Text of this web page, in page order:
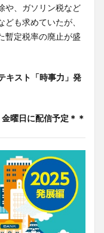
や、ガソリン税など
も求めていたが、
暫定税率の廃止が盛
キスト「時事力」発
曜日に配信予定＊＊